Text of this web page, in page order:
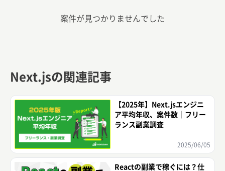
案件が見つかりませんでした
Next.jsの関連記事
【2025年】Next.jsエンジニ
ア平均年収、案件数｜フリー
ランス副業調査
2025/06/05
Reactの副業で稼ぐには？仕